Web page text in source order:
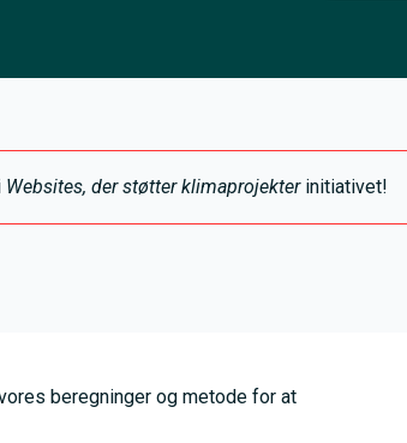
Websites, der støtter klimaprojekterinitiativet!
beregninger og metode for at